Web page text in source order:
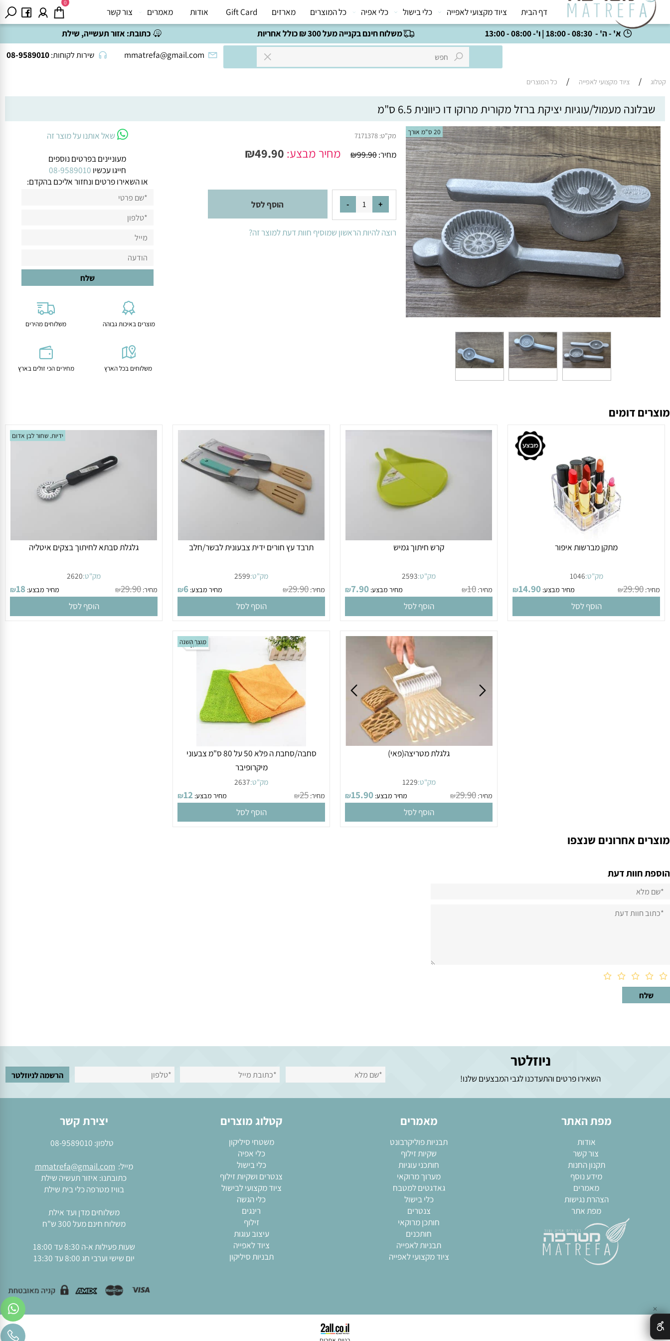
א' - ה' - 08:30 - 18:00 | ו'- 08:00 - 13:00 משלוח חינם בקנייה מעל 300 ₪ כולל אחריות כתובת:אזור תעשייה, שילת
mmatrefa@gmail.com
שירות לקוחות:08-9589010
0
דף הבית ציוד מקצועי לאפייה כלי בישול כלי אפיה כל המוצרים מארזים Gift Card אודות מאמרים צור קשר
/ ציוד מקצועי לאפייה / כל המוצרים
מעמול/עוגיות יציקת ברזל מקורית מרוקו דו כיוונית 6.5 ס"מ
20 ס"מ אורך מק"ט:7171378
מחיר: ₪99.90 מחיר מבצע: ₪49.90
הוסף לסל
רוצה להיות הראשון שמוסיף חוות דעת למוצר זה?
שאל אותנו על מוצר זה
מעוניינים בפרטים נוספים
חייגו עכשיו08-9589010
או השאירו פרטים ונחזור אליכם בהקדם:
מק"ט:1046
₪29.90 מחיר מבצע: ₪14.90
מק"ט:2593
מחיר: ₪10 מחיר מבצע: ₪7.90
מק"ט:2599
מחיר: ₪29.90 מחיר מבצע: ₪6
מק"ט:2620
מחיר: ₪29.90 מחיר מבצע: ₪18
גלגלת מטריצה(פאי)
1229
מוצר השנה
מק"ט:2637
אחרונים שנצפו
דעת
ניוזלטר
השאירו פרטים והתעדכנו לגבי המבצעים שלנו!
מפת האתר
צור קשר
תקנון החנות
מידע נוסף
מאמרים
הצהרת נגישות
מפת אתר
מאמרים
תבניות פוליקרבונט
שקיות זילוף
חותכני עוגיות
מערוך מרוקאי
גאדגטים למטבח
כלי בישול
צנטרים
קטלוג מוצרים
משטחי סיליקון
כלי אפיה
כלי בישול
צנטרים ושקיות זילוף
ציוד מקצועי לבישול
כלי הגשה
רינגים
יצירת קשר
טלפון:08-9589010
mmatrefa@gmail.com
כתובתנו: איזור תעשיה שילת
משלוחים מדן ועד אילת
שעות פעילות א-ה 8:30 עד 18:00